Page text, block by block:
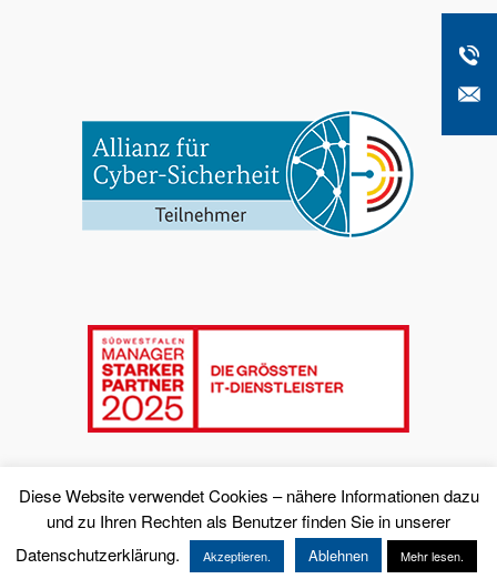
© Copyright - K-iS Systemhaus Unternehmensgruppe
Diese Website verwendet Cookies – nähere Informationen dazu
und zu Ihren Rechten als Benutzer finden Sie in unserer
Datenschutzerklärung.
Akzeptieren. Ablehnen Mehr lesen.